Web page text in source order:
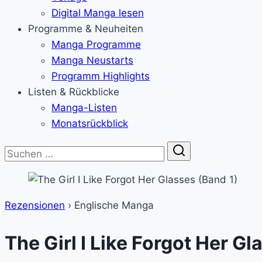
Digital Manga lesen
Programme & Neuheiten
Manga Programme
Manga Neustarts
Programm Highlights
Listen & Rückblicke
Manga-Listen
Monatsrückblick
Suche
Rezensionen › Englische Manga
The Girl I Like Forgot Her